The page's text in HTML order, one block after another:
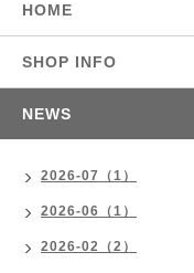
HOME
SHOP INFO
NEWS
2026-07（1）
2026-06（1）
2026-02（2）